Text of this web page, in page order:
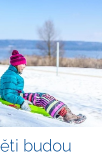
budou